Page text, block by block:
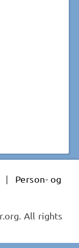
|
Person- og
All rights